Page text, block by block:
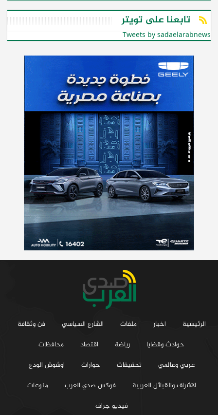
تابعنا على تويتر
Tweets by sadaelarabnews
الرئيسية اخبار ملفات الشارع السياسي
فن وثقافة
حوادث وقضايا
رياضة اقتصاد
محافظات
عربي وعالمي
تحقيقات حوارات
اوشوش الودع
الاشراف والقبائل العربية
فوكس صدي العرب
منوعات
فيديو جراف